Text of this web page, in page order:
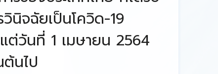
วินิจฉัยเป็นโควิด-19
ต่วันที่ 1 เมษายน 2564
ต้นไป